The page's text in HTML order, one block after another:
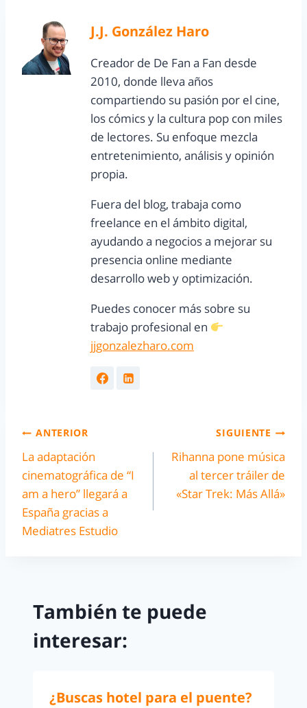
J.J. González Haro
Creador de De Fan a Fan desde
2010, donde lleva años
compartiendo su pasión por el cine,
los cómics y la cultura pop con miles
de lectores. Su enfoque mezcla
entretenimiento, análisis y opinión
propia.
Fuera del blog, trabaja como
freelance en el ámbito digital,
ayudando a negocios a mejorar su
presencia online mediante
desarrollo web y optimización.
Puedes conocer más sobre su
trabajo profesional en
jjgonzalezharo.com
ANTERIOR
La adaptación
cinematográfica de “I
am a hero” llegará a
España gracias a
Mediatres Estudio
SIGUIENTE
Rihanna pone música
al tercer tráiler de
«Star Trek: Más Allá»
También te puede
interesar:
¿Buscas hotel para el puente?